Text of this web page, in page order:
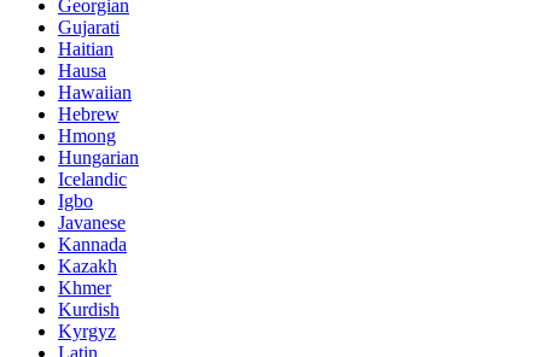
Georgian
Gujarati
Haitian
Hausa
Hawaiian
Hebrew
Hmong
Hungarian
Icelandic
Igbo
Javanese
Kannada
Kazakh
Khmer
Kurdish
Kyrgyz
Latin